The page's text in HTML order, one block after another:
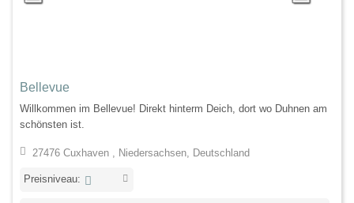
Bellevue
Willkommen im Bellevue! Direkt hinterm Deich, dort wo Duhnen am
schönsten ist.
27476 Cuxhaven , Niedersachsen, Deutschland
Preisniveau: